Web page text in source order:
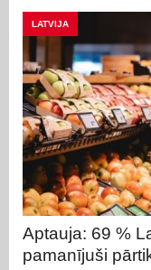
LATVIJA
Aptauja: 69 %
pamanījuši